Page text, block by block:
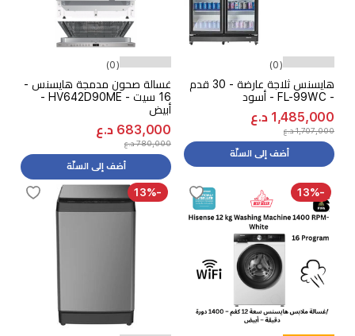
(0)
هايسنس ثلاجة عارضة - 30 قدم
- FL-99WC - أسود
1,485,000 د.ع
1,707,000 د.ع
أضف إلى السلّة
(0)
غسالة صحون مدمجة هايسنس -
16 سيت - HV642D90ME -
أبيض
683,000 د.ع
780,000 د.ع
أضف إلى السلّة
-13%
-13%